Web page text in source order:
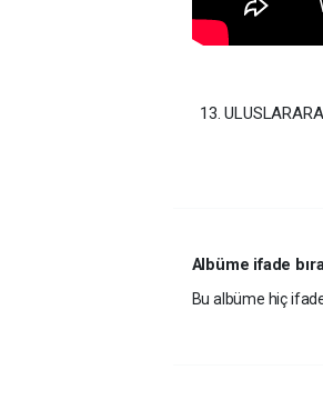
13.
Albüme ifade
Bu albüme hiç